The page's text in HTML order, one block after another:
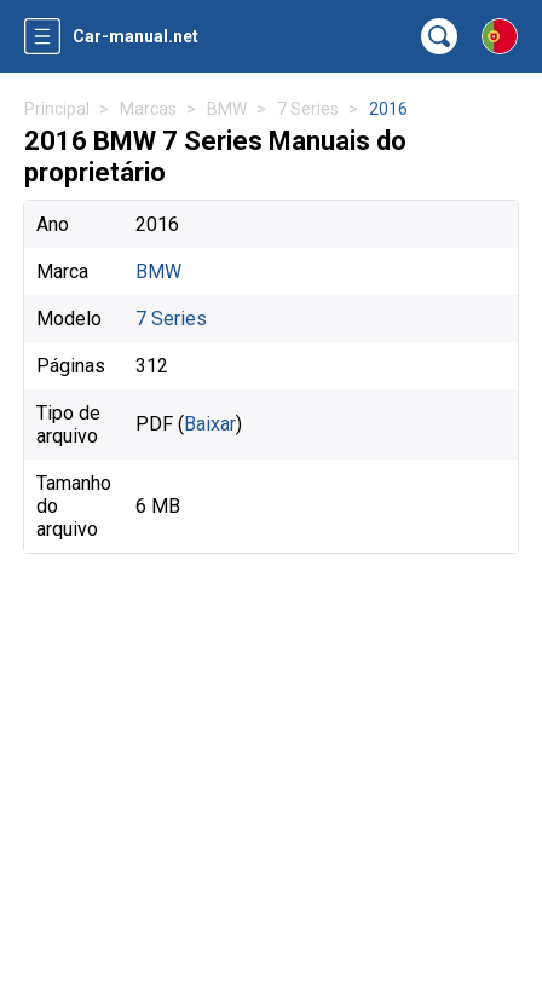
Car-manual.net
Principal Marcas BMW 7 Series 2016
2016 BMW 7 Series Manuais do
proprietário
Ano 2016
Marca BMW
Modelo 7 Series
Páginas 312
Tipo de
arquivo
PDF (Baixar)
Tamanho
do
arquivo
6 MB